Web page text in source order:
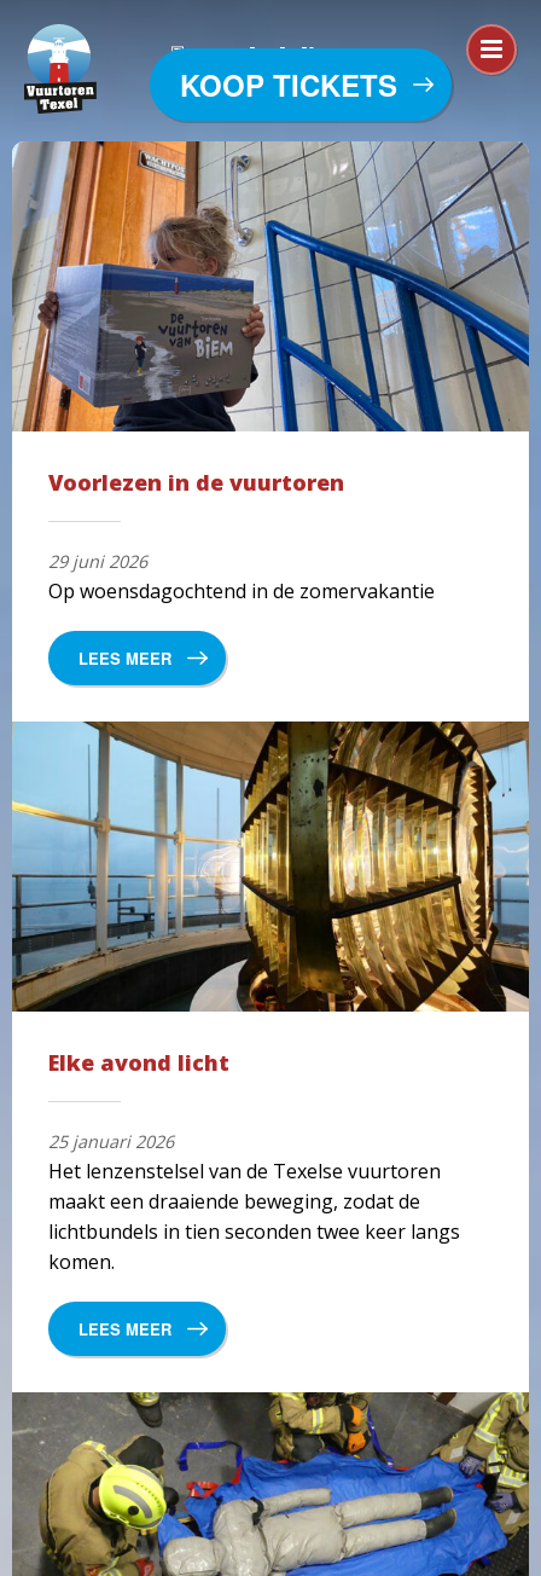
KOOP TICKETS
Mededelingen
Voorlezen in de vuurtoren
29 juni 2026
Op woensdagochtend in de zomervakantie
LEES MEER
Elke avond licht
25 januari 2026
Het lenzenstelsel van de Texelse vuurtoren
maakt een draaiende beweging, zodat de
lichtbundels in tien seconden twee keer langs
komen.
LEES MEER